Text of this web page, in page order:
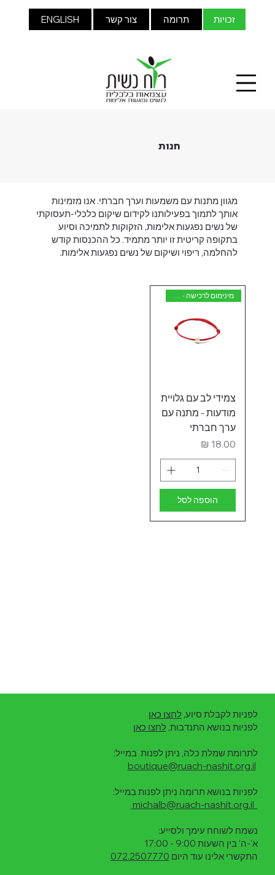
ENGLISH צור קשר תרומה זכויות
חנות
מגוון מתנות עם משמעות וערך חברתי. אנו מזמינות
אותך לתמוך בפעילותנו לקידום שיקום כלכלי-תעסוקתי
של נשים נפגעות אלימות, הזקוקות לתמיכה וסיוע
בתקופה קריטית זו יותר מתמיד. כל ההכנסות קודש
להחלמה, ריפוי ושיקום של נשים נפגעות אלימות.
מינימום לרכישה - 50 יחידות
צמידי לב עם גלויית
מודעות - מתנה עם
ערך חברתי
מחיר
הוספה לסל
לפניות לקבלת סיוע,לחצו כאן
לפניות בנושא התנדבות,לחצו כאן
לתרומת שמלת כלה, ניתן לפנות במייל:
boutique@ruach-nashit.org.il
לפניות בנושא תרומה ניתן לפנות במייל:
נשמח לשוחח עימך ולסייע:
א'-ה' בין השעות 9:00 - 17:00
התקשרי אלינו עוד היום 072.2507770